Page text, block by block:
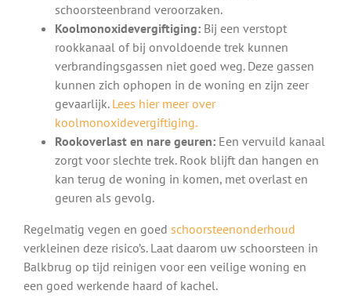
schoorsteenbrand veroorzaken.
Koolmonoxidevergiftiging:Bij een verstopt
rookkanaal of bij onvoldoende trek kunnen
verbrandingsgassen niet goed weg. Deze gassen
kunnen zich ophopen in de woning en zijn zeer
gevaarlijk. Lees hier meer over
koolmonoxidevergiftiging.
Rookoverlast en nare geuren:Een vervuild kanaal
zorgt voor slechte trek. Rook blijft dan hangen en
kan terug de woning in komen, met overlast en
geuren als gevolg.
Regelmatig vegen en goed schoorsteenonderhoud
verkleinen deze risico’s. Laat daarom uw schoorsteen in
Balkbrug op tijd reinigen voor een veilige woning en
een goed werkende haard of kachel.